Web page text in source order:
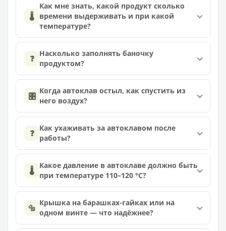
🌡️
Как мне знать, какой продукт сколько
времени выдерживать и при какой
температуре?
❓
Насколько заполнять баночку
продуктом?
🎛️ Когда автоклав остыл, как спустить из
него воздух?
❓
Как ухаживать за автоклавом после
работы?
🌡️ Какое давление в автоклаве должно быть
при температуре 110–120 °C?
🔩 Крышка на барашках-гайках или на
одном винте — что надёжнее?